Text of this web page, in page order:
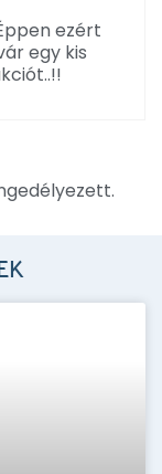
ezért
egy kis